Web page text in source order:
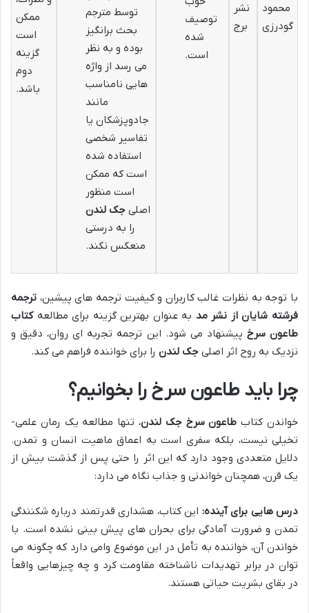
محمود
گودرزی
نشر
برج
توصیف
شده
است.
توسط مترجم
بحث برانگیز
بوده و به نظر
می رسد از واژه
هایی نامناسب
مانند
جادوپزشکان یا
تفاسیر شخصی
استفاده شده
است که ممکن
است منظور
اصلی جک لندن
را به درستی
منعکس نکند.
ممکن
است
گزینه
دوم
باشد.
با توجه به نظرات غالب کاربران و کیفیت ترجمه های پیشین، ترجمه
فرشته شایان از نشر مد به عنوان بهترین گزینه برای مطالعهکتاب
طاعون سرخ پیشنهاد می شود. این ترجمه تجربه ای روان، دقیق و
نزدیک به روح اثر اصلی جک لندن را برای خواننده فراهم می کند.
چرا باید طاعون سرخ را بخوانیم؟
خواندن کتاب طاعون سرخ جک لندن، تنها مطالعه یک رمان علمی-
تخیلی نیست، بلکه سفری است به اعماق ماهیت انسان و تمدن.
دلایل متعددی وجود دارد که این اثر را حتی پس از گذشت بیش از
یک قرن، همچنان خواندنی و جذاب نگاه می دارد:
درس هایی برای آینده: این کتاب، هشداری قدرتمند درباره شکنندگی
تمدن و ضرورت آمادگی برای بحران های پیش بینی نشده است. با
خواندن آن، خواننده به تأمل در این موضوع وامی دارد که چگونه می
توان در برابر تهدیدات ناشناخته مقاومت کرد و چه چیزهایی واقعاً
در بقای بشریت حیاتی هستند.